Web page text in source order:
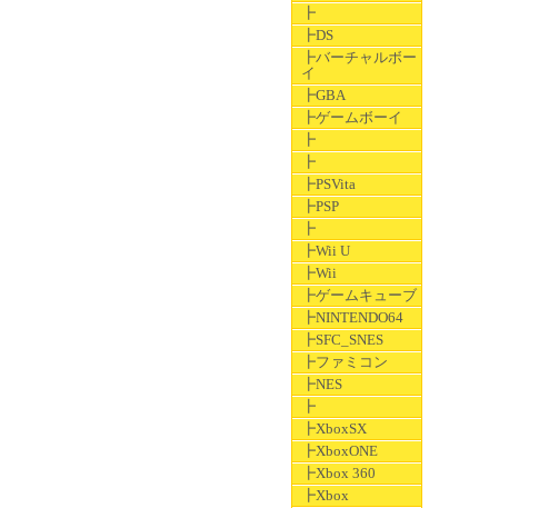
┣
┣DS
┣バーチャルボー
イ
┣GBA
┣ゲームボーイ
┣
┣
┣PSVita
┣PSP
┣
┣Wii U
┣Wii
┣ゲームキューブ
┣NINTENDO64
┣SFC_SNES
┣ファミコン
┣NES
┣
┣XboxSX
┣XboxONE
┣Xbox 360
┣Xbox